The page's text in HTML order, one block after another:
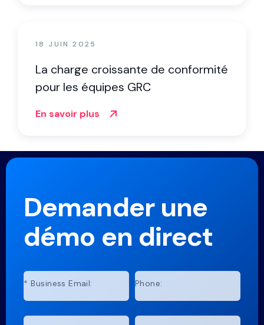
18 JUIN 2025
La charge croissante de conformité
pour les équipes GRC
En savoir plus
Demander une
démo en direct
* Business Email: Phone: